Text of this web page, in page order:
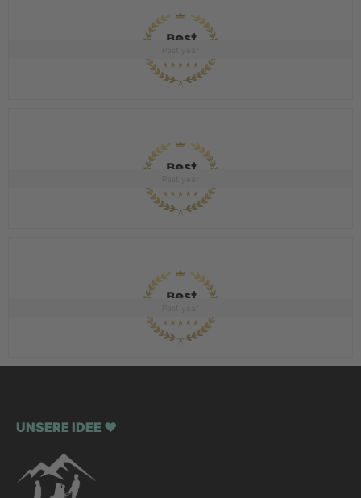
UNSERE IDEE ♥